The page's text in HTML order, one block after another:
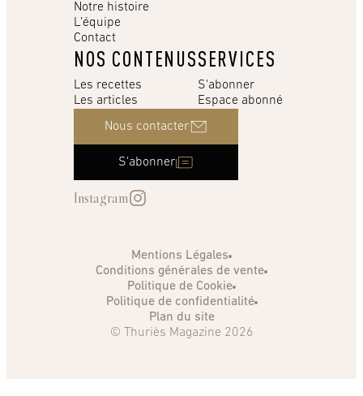
Notre histoire
L’équipe
Contact
NOS CONTENUS
Les recettes
Les articles
SERVICES
S'abonner
Espace abonné
Nous contacter
S'abonner
Instagram
Mentions Légales
Conditions générales de vente
Politique de Cookie
Politique de confidentialité
Plan du site
© Thuriès Magazine 2026